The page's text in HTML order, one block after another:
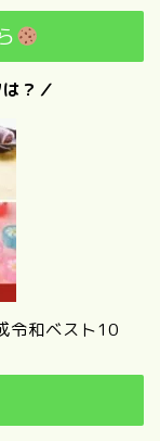
？／
令和ベスト10